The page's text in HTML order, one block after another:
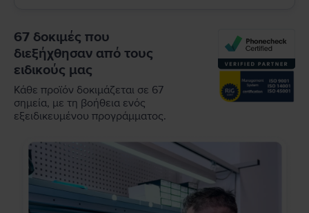
67 δοκιμές που
διεξήχθησαν από τους
ειδικούς μας
Κάθε προϊόν δοκιμάζεται σε 67
σημεία, με τη βοήθεια ενός
εξειδικευμένου προγράμματος.